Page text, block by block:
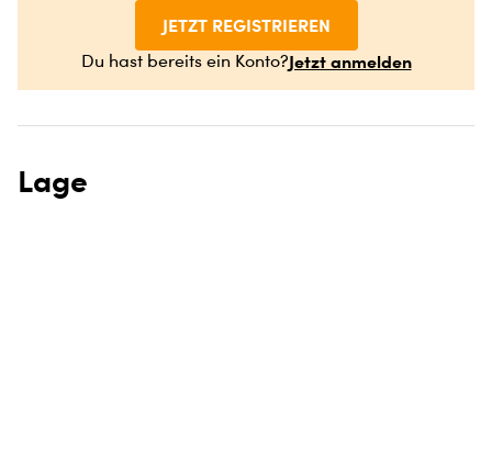
JETZT REGISTRIEREN
Du hast bereits ein Konto?Jetzt anmelden
Lage